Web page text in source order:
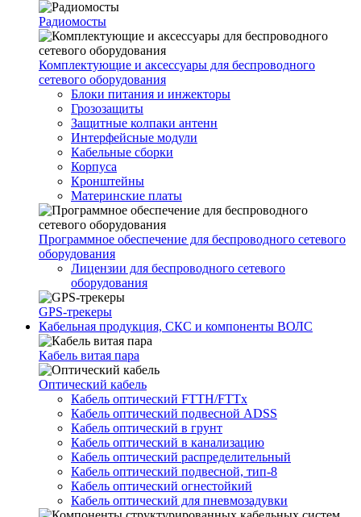
Радиомосты
Комплектующие и аксессуары для беспроводного
сетевого оборудования
Блоки питания и инжекторы
Грозозащиты
Защитные колпаки антенн
Интерфейсные модули
Кабельные сборки
Корпуса
Кронштейны
Материнские платы
Программное обеспечение для беспроводного сетевого
оборудования
Лицензии для беспроводного сетевого
оборудования
GPS-трекеры
Кабельная продукция, СКС и компоненты ВОЛС
Кабель витая пара
Оптический кабель
Кабель оптический FTTH/FTTx
Кабель оптический подвесной ADSS
Кабель оптический в грунт
Кабель оптический в канализацию
Кабель оптический распределительный
Кабель оптический подвесной, тип-8
Кабель оптический огнестойкий
Кабель оптический для пневмозадувки